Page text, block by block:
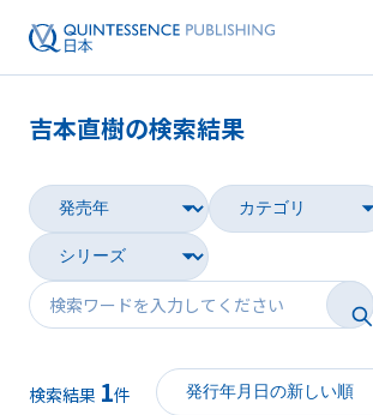
雑誌
映像
電子BOOK
著者一覧
吉本直樹の検索結果
検索結果 1件